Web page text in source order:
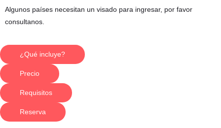
Algunos países necesitan un visado para ingresar, por favor
consultanos.
¿Qué incluye?
Precio
Requisitos
Reserva